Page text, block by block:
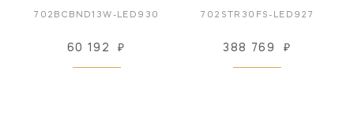
702BCBND13W-LED930
60 192 ₽
702STR30FS-LED927
388 769 ₽